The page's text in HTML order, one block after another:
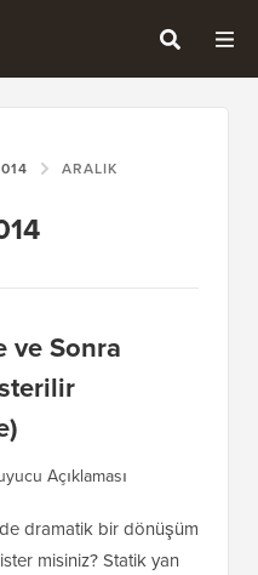
ARALIK
ve Sonra
Açıklaması
dramatik bir dönüşüm
misiniz? Statik yan